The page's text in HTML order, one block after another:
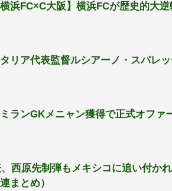
横浜FC×C大阪】横浜FCが歴史的大
ア代表監督ルシアーノ・スパレ
ランGKメニャン獲得で正式オファ
、西原先制弾もメキシコに追い付
まとめ）